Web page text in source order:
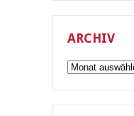
ARCHIV
Archiv